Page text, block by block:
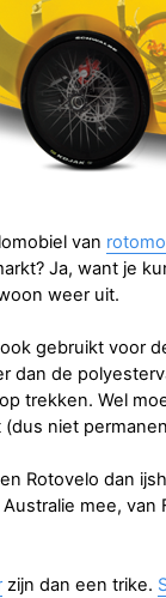
van
Ja, want je
weer uit.
gebruikt voor
dan de
trekken. Wel
niet
Rotovelo dan
mee, van
zijn dan een trike.